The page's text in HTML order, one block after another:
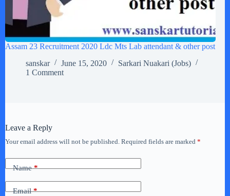
Assam 23 Recruitment 2020 Ldc Mts Lab attendant & other post
sanskar
June 15, 2020
Sarkari Nuakari (Jobs)
1 Comment
Leave a Reply
Your email address will not be published. Required fields are marked *
Name*
Email*